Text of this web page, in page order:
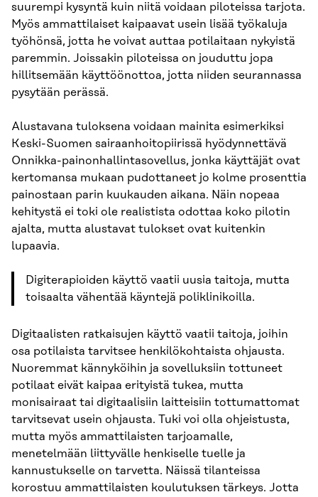
suurempi kysyntä kuin niitä voidaan piloteissa tarjota.
Myös ammattilaiset kaipaavat usein lisää työkaluja
työhönsä, jotta he voivat auttaa potilaitaan nykyistä
paremmin. Joissakin piloteissa on jouduttu jopa
hillitsemään käyttöönottoa, jotta niiden seurannassa
pysytään perässä.
Alustavana tuloksena voidaan mainita esimerkiksi
Keski-Suomen sairaanhoitopiirissä hyödynnettävä
Onnikka-painonhallintasovellus, jonka käyttäjät ovat
kertomansa mukaan pudottaneet jo kolme prosenttia
painostaan parin kuukauden aikana. Näin nopeaa
kehitystä ei toki ole realistista odottaa koko pilotin
ajalta, mutta alustavat tulokset ovat kuitenkin
lupaavia.
Digiterapioiden käyttö vaatii uusia taitoja, mutta
toisaalta vähentää käyntejä poliklinikoilla.
Digitaalisten ratkaisujen käyttö vaatii taitoja, joihin
osa potilaista tarvitsee henkilökohtaista ohjausta.
Nuoremmat kännyköihin ja sovelluksiin tottuneet
potilaat eivät kaipaa erityistä tukea, mutta
monisairaat tai digitaalisiin laitteisiin tottumattomat
tarvitsevat usein ohjausta. Tuki voi olla ohjeistusta,
mutta myös ammattilaisten tarjoamalle,
menetelmään liittyvälle henkiselle tuelle ja
kannustukselle on tarvetta. Näissä tilanteissa
korostuu ammattilaisten koulutuksen tärkeys. Jotta